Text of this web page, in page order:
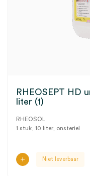
RHEOSEPT HD
liter (1)
RHEOSOL
1 stuk, 10 liter, onsteriel
Niet leverbaar